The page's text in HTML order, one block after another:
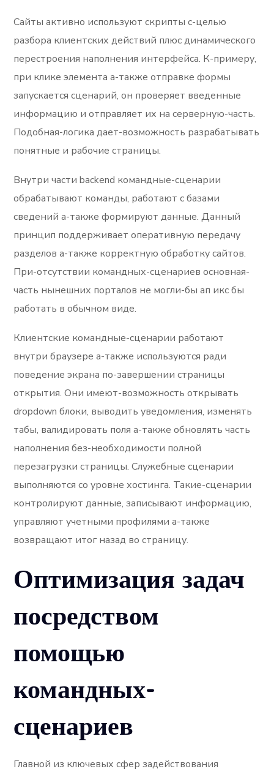
Сайты активно используют скрипты с-целью
разбора клиентских действий плюс динамического
перестроения наполнения интерфейса. К-примеру,
при клике элемента а-также отправке формы
запускается сценарий, он проверяет введенные
информацию и отправляет их на серверную-часть.
Подобная-логика дает-возможность разрабатывать
понятные и рабочие страницы.
Внутри части backend командные-сценарии
обрабатывают команды, работают с базами
сведений а-также формируют данные. Данный
принцип поддерживает оперативную передачу
разделов а-также корректную обработку сайтов.
При-отсутствии командных-сценариев основная-
часть нынешних порталов не могли-бы ап икс бы
работать в обычном виде.
Клиентские командные-сценарии работают
внутри браузере а-также используются ради
поведение экрана по-завершении страницы
открытия. Они имеют-возможность открывать
dropdown блоки, выводить уведомления, изменять
табы, валидировать поля а-также обновлять часть
наполнения без-необходимости полной
перезагрузки страницы. Служебные сценарии
выполняются со уровне хостинга. Такие-сценарии
контролируют данные, записывают информацию,
управляют учетными профилями а-также
возвращают итог назад во страницу.
Оптимизация задач
посредством
помощью
командных-
сценариев
Главной из ключевых сфер задействования